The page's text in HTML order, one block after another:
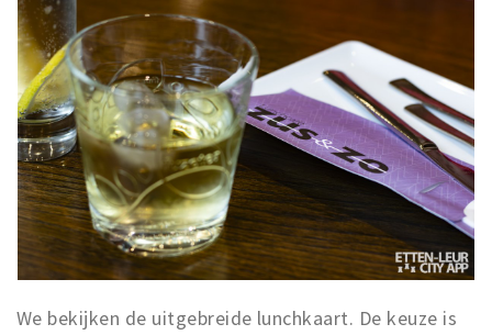
We bekijken de uitgebreide lunchkaart. De keuze is